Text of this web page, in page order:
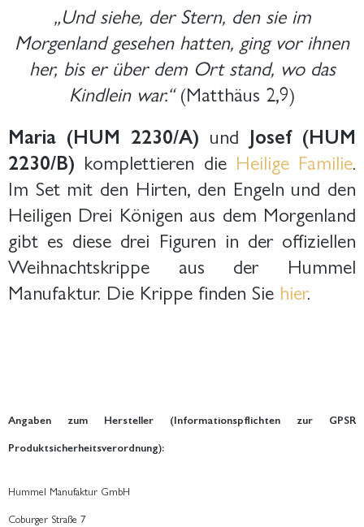
„Und siehe, der Stern, den sie im
Morgenland gesehen hatten, ging vor ihnen
her, bis er über dem Ort stand, wo das
Kindlein war.“(Matthäus 2,9)
Maria (HUM 2230/A) und Josef (HUM
2230/B) komplettieren die Heilige Familie.
Im Set mit den Hirten, den Engeln und den
Heiligen Drei Königen aus dem Morgenland
gibt es diese drei Figuren in der offiziellen
Weihnachtskrippe aus der Hummel
Manufaktur. Die Krippe finden Sie hier.
Angaben zum Hersteller (Informationspflichten zur GPSR
Produktsicherheitsverordnung):
Hummel Manufaktur GmbH
Coburger Straße 7